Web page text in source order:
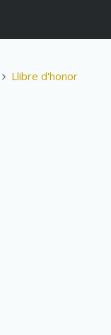
Llibre d'honor